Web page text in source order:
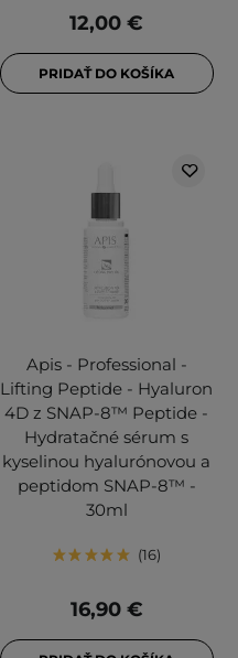
12,00 €
PRIDAŤ DO KOŠÍKA
Apis - Professional -
Lifting Peptide - Hyaluron
4D z SNAP-8™ Peptide -
Hydratačné sérum s
kyselinou hyalurónovou a
peptidom SNAP-8™ -
30ml
16
16,90 €